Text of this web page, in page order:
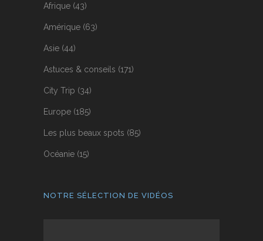
Afrique (43)
Amérique (63)
Asie (44)
Astuces & conseils (171)
City Trip (34)
Europe (185)
Les plus beaux spots (85)
Océanie (15)
NOTRE SÉLECTION DE VIDÉOS